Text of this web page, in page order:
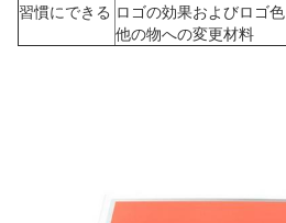
習慣にできる ロゴの効果およびロゴ色
他の物への変更材料